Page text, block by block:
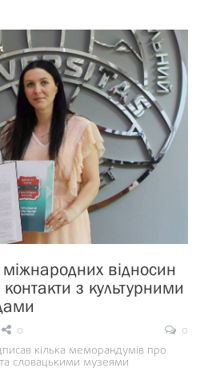
міжнародних відносин
з культурними
0
0
кілька меморандумів про
словацькими музеями